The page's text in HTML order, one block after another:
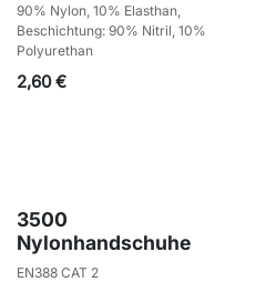
90% Nylon, 10% Elasthan,
Beschichtung: 90% Nitril, 10%
Polyurethan
2,60€
3500
Nylonhandschuhe
EN388 CAT 2